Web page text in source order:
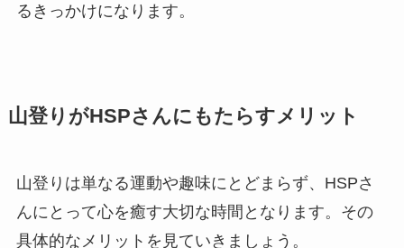
るきっかけになります。
山登りがHSPさんにもたらすメリット
山登りは単なる運動や趣味にとどまらず、HSPさ
んにとって心を癒す大切な時間となります。その
具体的なメリットを見ていきましょう。